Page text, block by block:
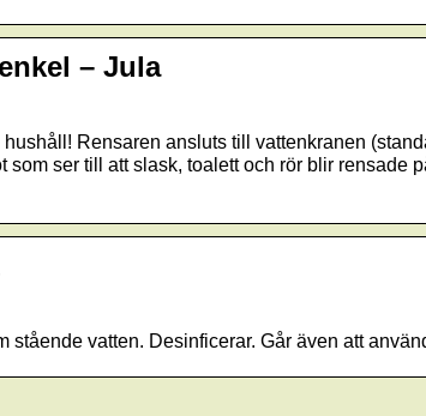
– Jula
Rensaren ansluts till vattenkranen
ser till att slask, toalett och rör blir rensade
vatten. Desinficerar. Går även att